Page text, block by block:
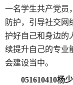
一名学生共产党员
防护，引导社交网
护好自己和身边的
续提升自己的专业
会建设当中。
051610410杨